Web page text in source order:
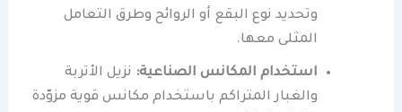
وتحديد نوع البقع أو الروائح وطرق التعامل
المثلى معها.
استخدام المكانس الصناعية: نزيل الأتربة
والغبار المتراكم باستخدام مكانس قوية مزوّدة